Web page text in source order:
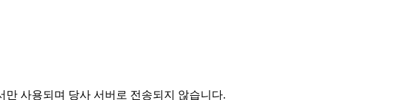
만 사용되며 당사 서버로 전송되지 않습니다.